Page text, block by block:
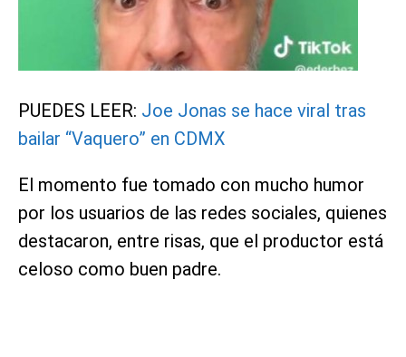
PUEDES LEER: Joe Jonas se hace viral tras
bailar “Vaquero” en CDMX
El momento fue tomado con mucho humor
por los usuarios de las redes sociales, quienes
destacaron, entre risas, que el productor está
celoso como buen padre.